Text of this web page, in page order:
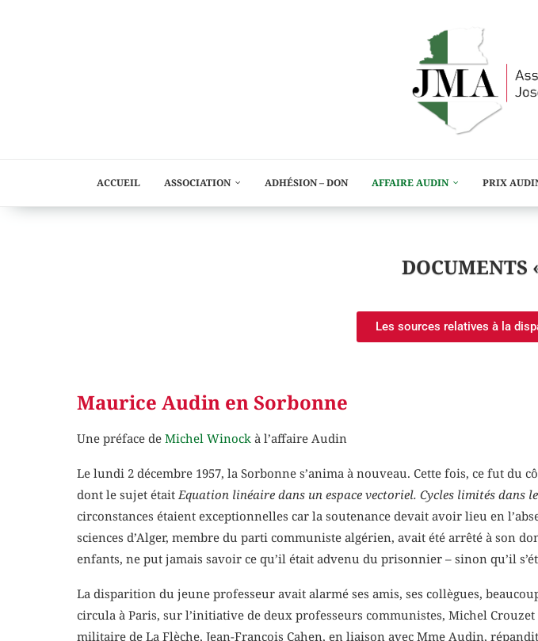
ACCUEIL ASSOCIATION ADHÉSION – DON AFFAIRE AUDIN PRIX
DOCUMENTS
Les sources relatives à la
Maurice Audin en Sorbonne
Une préface de Michel Winock à l’affaire Audin
Le lundi 2 décembre 1957, la Sorbonne s’anima à nouveau. Cette fois, ce fut du
dont le sujet étaitEquation linéaire dans un espace vectoriel. Cycles limités dans
circonstances étaient exceptionnelles car la soutenance devait avoir lieu en
sciences d’Alger, membre du parti communiste algérien, avait été arrêté à son
enfants, ne put jamais savoir ce qu’il était advenu du prisonnier – sinon qu’il
La disparition du jeune professeur avait alarmé ses amis, ses collègues,
circula à Paris, sur l’initiative de deux professeurs communistes, Michel
militaire de La Flèche, Jean-François Cahen, en liaison avec Mme Audin,